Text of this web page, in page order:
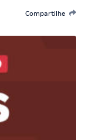
Compartilhe